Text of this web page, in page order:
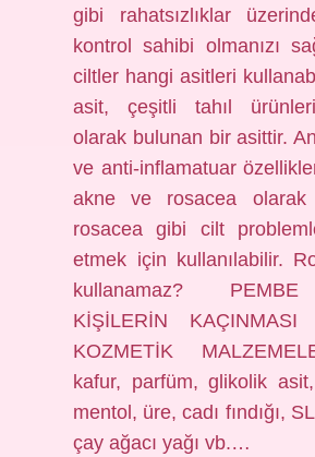
gibi rahatsızlıklar
kontrol sahibi olmanızı
ciltler hangi asitleri
asit, çeşitli tahıl
olarak bulunan bir asittir.
ve anti-inflamatuar
akne ve rosacea
rosacea gibi cilt
etmek için kullanılabilir.
kullanamaz?
KİŞİLERİN KAÇINMASI
KOZMETİK
kafur, parfüm, glikolik
mentol, üre, cadı fındığı,
çay ağacı yağı vb.…